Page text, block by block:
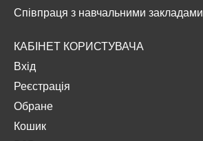
Співпраця з навчальними закладами
КАБІНЕТ КОРИСТУВАЧА
Вхід
Реєстрація
Обране
Кошик